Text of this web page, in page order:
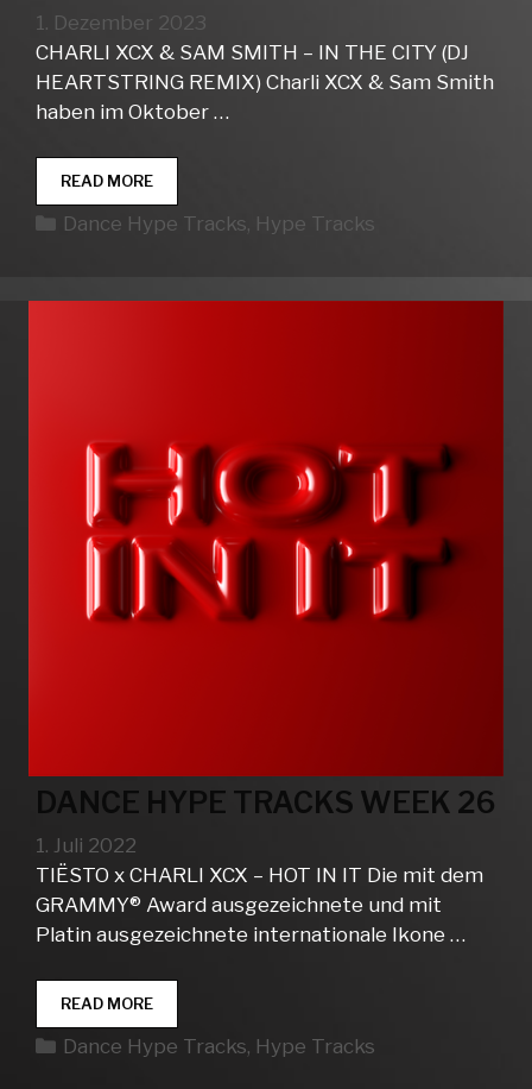
1. Dezember 2023
CHARLI XCX & SAM SMITH – IN THE CITY (DJ
HEARTSTRING REMIX) Charli XCX & Sam Smith
haben im Oktober …
READ MOREDANCE
HYPE
TRACKS
Kategorien
Dance Hype Tracks, Hype Tracks
DANCE HYPE TRACKS WEEK 26
1. Juli 2022
TIËSTO x CHARLI XCX – HOT IN IT Die mit dem
GRAMMY® Award ausgezeichnete und mit
Platin ausgezeichnete internationale Ikone …
READ MOREDANCE
HYPE
TRACKS
Kategorien
Dance Hype Tracks, Hype Tracks